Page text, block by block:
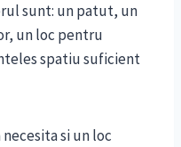
sunt: un patut, un
un loc pentru
spatiu suficient
necesita si un loc